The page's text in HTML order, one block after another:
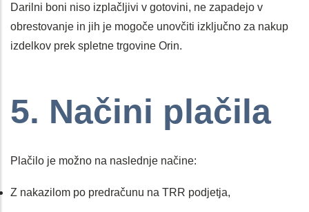
Darilni boni niso izplačljivi v gotovini, ne zapadejo v
obrestovanje in jih je mogoče unovčiti izključno za nakup
izdelkov prek spletne trgovine Orin.
5. Načini plačila
Plačilo je možno na naslednje načine:
Z nakazilom po predračunu na TRR podjetja,